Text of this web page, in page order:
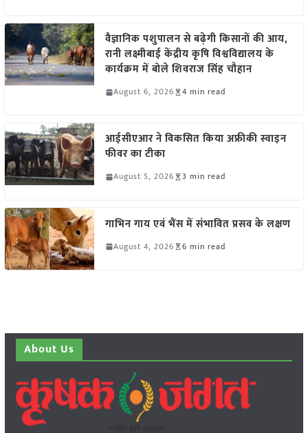
वैज्ञानिक पशुपालन से बढ़ेगी किसानों की आय,
रानी लक्ष्मीबाई केंद्रीय कृषि विश्वविद्यालय के
कार्यक्रम में बोले शिवराज सिंह चौहान
August 6, 2026 4 min read
आईसीएआर ने विकसित किया अफ्रीकी स्वाइन
फीवर का टीका
August 5, 2026 3 min read
गाभिन गाय एवं भैंस में संभावित प्रसव के लक्षण
August 4, 2026 6 min read
About Us